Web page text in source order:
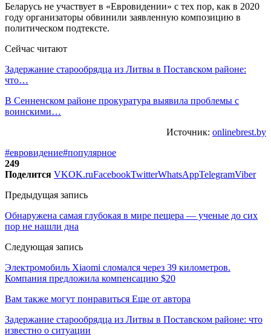
Беларусь не участвует в «Евровидении» с тех пор, как в 2020
году организаторы обвинили заявленную композицию в
политическом подтексте.
Сейчас читают
Задержание старообрядца из Литвы в Поставском районе:
что…
В Сенненском районе прокуратура выявила проблемы с
воинскими…
Источник: onlinebrest.by
#евровидение#популярное
249
Поделится VKOK.ruFacebookTwitterWhatsAppTelegramViber
Предыдущая запись
Обнаружена самая глубокая в мире пещера — ученые до сих
пор не нашли дна
Следующая запись
Электромобиль Xiaomi сломался через 39 километров.
Компания предложила компенсацию $20
Вам также могут понравиться Еще от автора
Задержание старообрядца из Литвы в Поставском районе: что
известно о ситуации